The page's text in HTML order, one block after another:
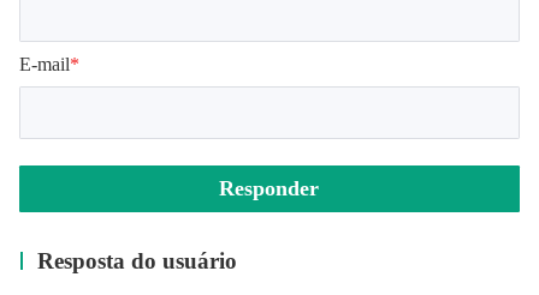
E-mail*
Responder
Resposta do usuário